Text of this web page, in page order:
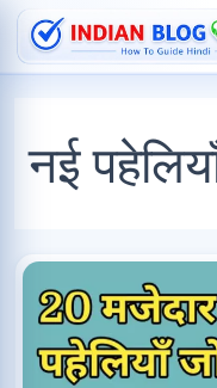
Skip
content
नई